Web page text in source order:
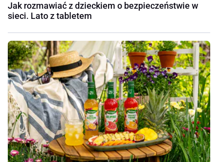
Jak rozmawiać z dzieckiem o bezpieczeństwie w
sieci. Lato z tabletem